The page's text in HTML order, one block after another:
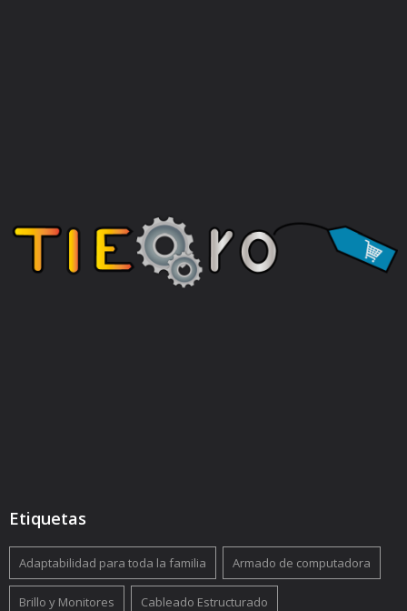
Etiquetas
Adaptabilidad para toda la familia Armado de computadora
Brillo y Monitores Cableado Estructurado